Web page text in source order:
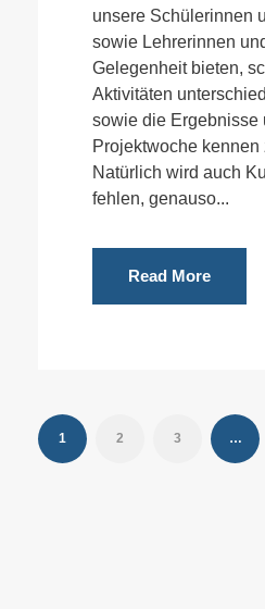
unsere Schülerinnen
sowie Lehrerinnen
Gelegenheit bieten,
Aktivitäten
sowie die Ergebnisse
Projektwoche kennen
Natürlich wird auch
fehlen, genauso...
Read More
1 2 3 …